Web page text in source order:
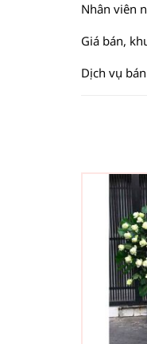
Nhân viên
Giá bán,
Dịch vụ